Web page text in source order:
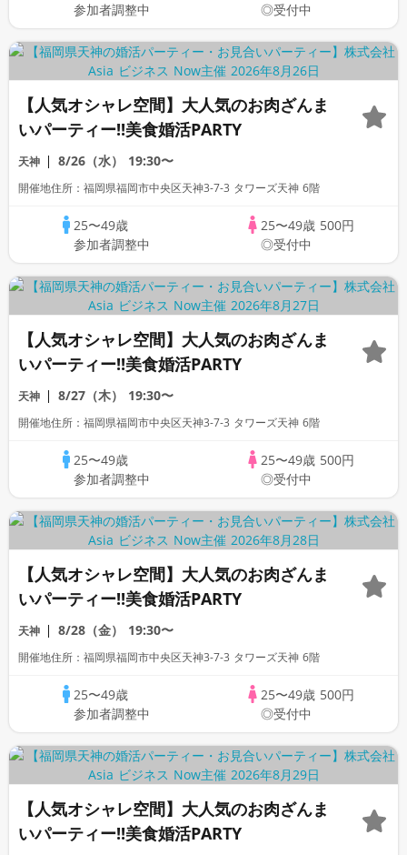
参加者調整中
◎受付中
【人気オシャレ空間】大人気のお肉ざんま
いパーティー!!美食婚活PARTY
天神 8/26（水） 19:30〜
開催地住所：福岡県福岡市中央区天神3-7-3 タワーズ天神 6階
25〜49歳
参加者調整中
25〜49歳 500円
◎受付中
【人気オシャレ空間】大人気のお肉ざんま
いパーティー!!美食婚活PARTY
天神 8/27（木） 19:30〜
開催地住所：福岡県福岡市中央区天神3-7-3 タワーズ天神 6階
25〜49歳
参加者調整中
25〜49歳 500円
◎受付中
【人気オシャレ空間】大人気のお肉ざんま
いパーティー!!美食婚活PARTY
天神 8/28（金） 19:30〜
開催地住所：福岡県福岡市中央区天神3-7-3 タワーズ天神 6階
25〜49歳
参加者調整中
25〜49歳 500円
◎受付中
【人気オシャレ空間】大人気のお肉ざんま
いパーティー!!美食婚活PARTY